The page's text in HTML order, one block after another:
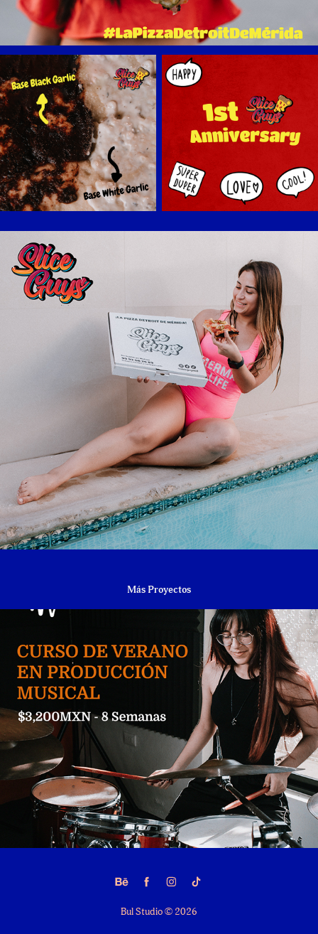
Más Proyectos
Redes Sociales IATM
2023
Bul Studio © 2026